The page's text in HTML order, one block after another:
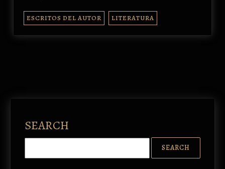
ESCRITOS DEL AUTOR LITERATURA
SEARCH